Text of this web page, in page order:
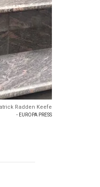
Radden Keefe
- EUROPA PRESS